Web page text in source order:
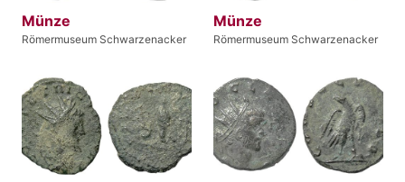
Münze
Römermuseum Schwarzenacker
Münze
Römermuseum Schwarzenacker